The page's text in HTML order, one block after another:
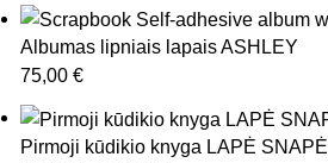
Albumas lipniais lapais ASHLEY
75,00 €
Pirmoji kūdikio knyga LAPĖ SNAPĖ